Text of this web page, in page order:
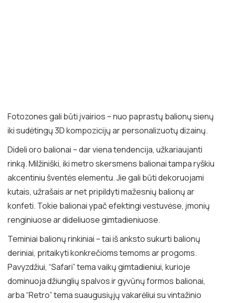
Fotozones gali būti įvairios – nuo paprastų balionų sienų
iki sudėtingų 3D kompozicijų ar personalizuotų dizainų.
Dideli oro balionai – dar viena tendencija, užkariaujanti
rinką. Milžiniški, iki metro skersmens balionai tampa ryškiu
akcentiniu šventės elementu. Jie gali būti dekoruojami
kutais, užrašais ar net pripildyti mažesnių balionų ar
konfeti. Tokie balionai ypač efektingi vestuvėse, įmonių
renginiuose ar dideliuose gimtadieniuose.
Teminiai balionų rinkiniai – tai iš anksto sukurti balionų
deriniai, pritaikyti konkrečioms temoms ar progoms.
Pavyzdžiui, “Safari” tema vaikų gimtadieniui, kurioje
dominuoja džiunglių spalvos ir gyvūnų formos balionai,
arba “Retro” tema suaugusiųjų vakarėliui su vintažinio